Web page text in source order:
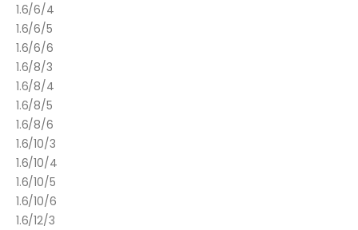
1.6/6/4
1.6/6/5
1.6/6/6
1.6/8/3
1.6/8/4
1.6/8/5
1.6/8/6
1.6/10/3
1.6/10/4
1.6/10/5
1.6/10/6
1.6/12/3